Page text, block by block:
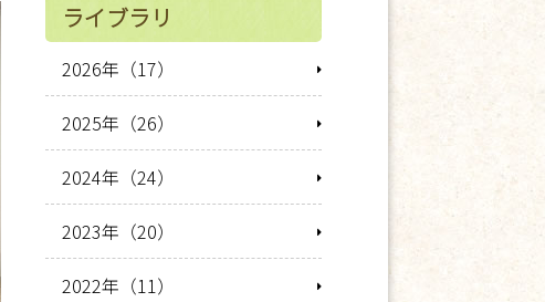
ライブラリ
2026年（17）
2025年（26）
2024年（24）
2023年（20）
2022年（11）